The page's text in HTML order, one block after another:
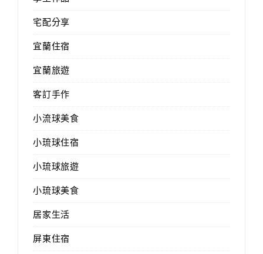
宅配分享
宜蘭住宿
宜蘭旅遊
客訂手作
小流球美食
小琉球住宿
小琉球旅遊
小琉球美食
居家生活
屏東住宿